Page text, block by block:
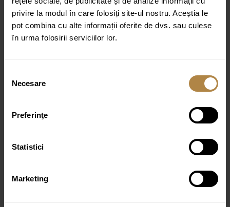
privire la modul în care folosiți site-ul nostru. Aceștia le
pot combina cu alte informații oferite de dvs. sau culese
în urma folosirii serviciilor lor.
consimțământului
Necesare
Preferinţe
Statistici
Marketing
Lavoar de blat Invena Westa 45 cm alb lucios (copie)